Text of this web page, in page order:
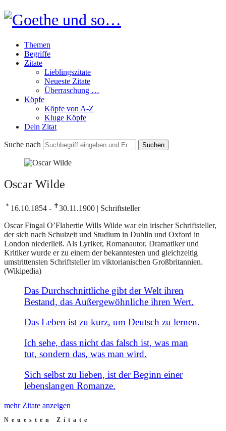
Goethe
und
so…
Themen
Begriffe
Zitate
Lieblingszitate
Neueste Zitate
Überraschung …
Köpfe
Köpfe von A-Z
Kluge Köpfe
Dein Zitat
Suche nach
Oscar Wilde
＊ 16.10.1854 - ✝30.11.1900 | Schriftsteller
Oscar Fingal O’Flahertie Wills Wilde war ein irischer Schriftsteller,
der sich nach Schulzeit und Studium in Dublin und Oxford in
London niederließ. Als Lyriker, Romanautor, Dramatiker und
Kritiker wurde er zu einem der bekanntesten und gleichzeitig
umstrittensten Schriftsteller im viktorianischen Großbritannien.
(Wikipedia)
Das Durchschnittliche gibt der Welt ihren
Bestand, das Außergewöhnliche ihren Wert.
Das Leben ist zu kurz, um Deutsch zu lernen.
Ich sehe, dass nicht das falsch ist, was man
tut, sondern das, was man wird.
Sich selbst zu lieben, ist der Beginn einer
lebenslangen Romanze.
mehr Zitate anzeigen
Neuesten Zitate